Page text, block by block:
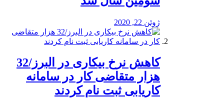
ژوئن 22, 2020
کاهش نرخ بیکاری در البرز/32
هزار متقاضی کار در سامانه
کاریابی ثبت نام کردند